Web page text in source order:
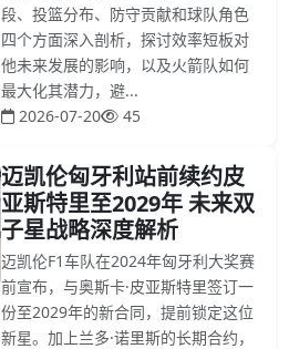
段、投篮分布、防守贡献和球队角色
四个方面深入剖析，探讨效率短板对
他未来发展的影响，以及火箭队如何
最大化其潜力，避...
2026-07-20
45
迈凯伦匈牙利站前续约皮
亚斯特里至2029年 未来双
子星战略深度解析
迈凯伦F1车队在2024年匈牙利大奖赛
前宣布，与奥斯卡·皮亚斯特里签订一
份至2029年的新合同，提前锁定这位
新星。加上兰多·诺里斯的长期合约，